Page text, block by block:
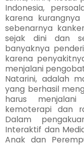
Indonesia,
karena
sebenarnya
sejak dini dan
banyaknya
karena
menjalani
Natarini, adalah
yang berhasil
harus
kemoterapi dan
Dalam
Interaktif dan
Anak dan